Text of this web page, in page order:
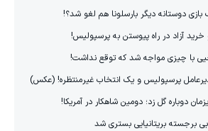
بازی دوستانه دیگر بارسلونا هم لغو شد؟!
خرید آزاد در راه پیوستن به پرسپولیس!
با چیزی مواجه شد که توقع نداشت!
پرسپولیس و یک انتخاب غیرمنتظره! (عکس)
دوباره گل زد؛ دومین شاهکار در آمریکا!
برجسته بریتانیایی بستری شد